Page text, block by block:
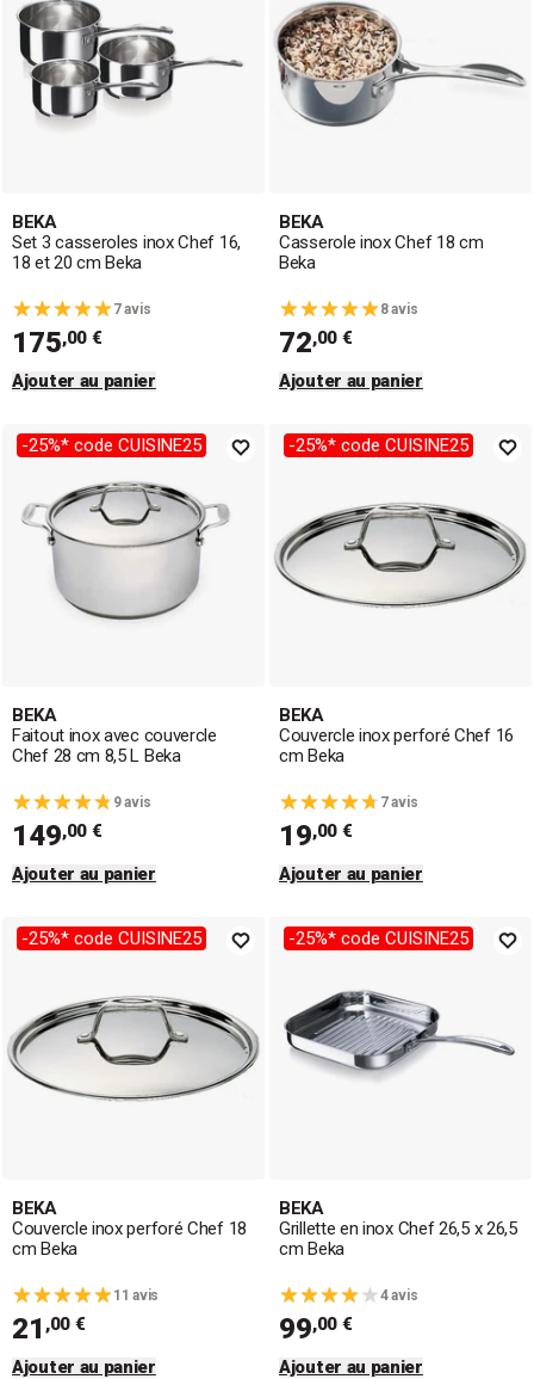
BEKA
Set 3 casseroles inox Chef 16,
18 et 20 cm Beka
7 avis
175,00 €
Ajouter au panier
BEKA
Casserole inox Chef 18 cm
Beka
8 avis
72,00 €
Ajouter au panier
-25%* code CUISINE25
BEKA
Faitout inox avec couvercle
Chef 28 cm 8,5 L Beka
9 avis
149,00 €
Ajouter au panier
-25%* code CUISINE25
BEKA
Couvercle inox perforé Chef 16
cm Beka
7 avis
19,00 €
Ajouter au panier
-25%* code CUISINE25
BEKA
Couvercle inox perforé Chef 18
cm Beka
11 avis
21 ,00 €
Ajouter au panier
-25%* code CUISINE25
BEKA
Grillette en inox Chef 26,5 x 26,5
cm Beka
4 avis
99,00 €
Ajouter au panier